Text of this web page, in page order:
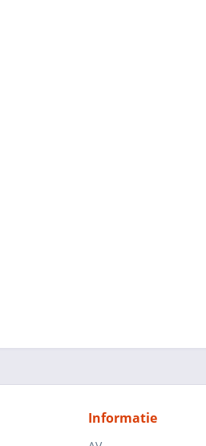
Informatie